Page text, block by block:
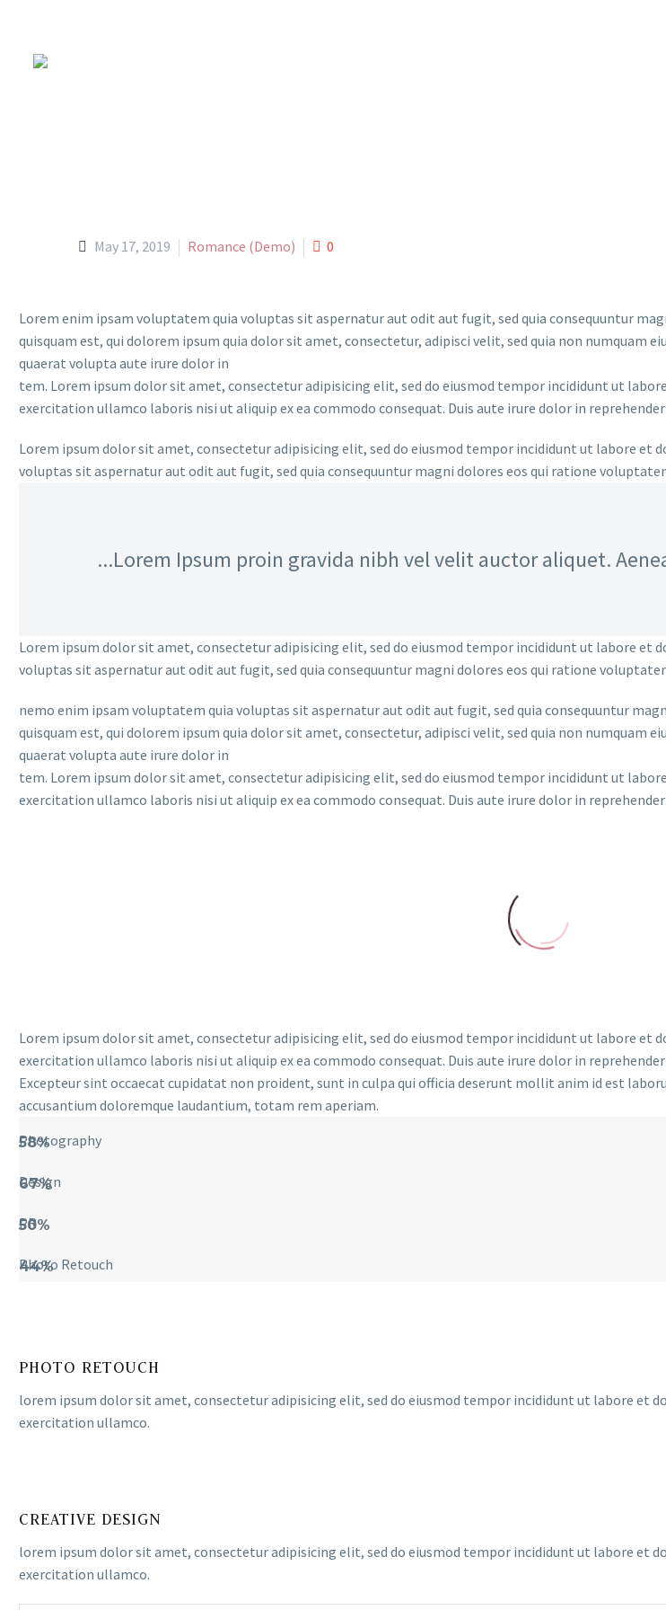
fashion
May 17, 2019 Romance (Demo) 0
Lorem enim ipsam voluptatem quia voluptas sit aspernatur aut odit aut fugit, sed quia consequuntur
quisquam est, qui dolorem ipsum quia dolor sit amet, consectetur, adipisci velit, sed quia non numquam
quaerat volupta aute irure dolor in
tem. Lorem ipsum dolor sit amet, consectetur adipisicing elit, sed do eiusmod tempor incididunt ut
exercitation ullamco laboris nisi ut aliquip ex ea commodo consequat. Duis aute irure dolor in
Lorem ipsum dolor sit amet, consectetur adipisicing elit, sed do eiusmod tempor incididunt ut labore et
voluptas sit aspernatur aut odit aut fugit, sed quia consequuntur magni dolores eos qui ratione
...Lorem Ipsum proin gravida nibh vel velit auctor aliquet.
Lorem ipsum dolor sit amet, consectetur adipisicing elit, sed do eiusmod tempor incididunt ut labore et
voluptas sit aspernatur aut odit aut fugit, sed quia consequuntur magni dolores eos qui ratione
nemo enim ipsam voluptatem quia voluptas sit aspernatur aut odit aut fugit, sed quia consequuntur
quisquam est, qui dolorem ipsum quia dolor sit amet, consectetur, adipisci velit, sed quia non numquam
quaerat volupta aute irure dolor in
tem. Lorem ipsum dolor sit amet, consectetur adipisicing elit, sed do eiusmod tempor incididunt ut
exercitation ullamco laboris nisi ut aliquip ex ea commodo consequat. Duis aute irure dolor in
Lorem ipsum dolor sit amet, consectetur adipisicing elit, sed do eiusmod tempor incididunt ut labore et
exercitation ullamco laboris nisi ut aliquip ex ea commodo consequat. Duis aute irure dolor in
Excepteur sint occaecat cupidatat non proident, sunt in culpa qui officia deserunt mollit anim id est
accusantium doloremque laudantium, totam rem aperiam.
Photography
58%
Design
67%
PR
50%
Photo Retouch
44%
PHOTO RETOUCH
lorem ipsum dolor sit amet, consectetur adipisicing elit, sed do eiusmod tempor incididunt ut labore et
exercitation ullamco.
CREATIVE DESIGN
lorem ipsum dolor sit amet, consectetur adipisicing elit, sed do eiusmod tempor incididunt ut labore et
exercitation ullamco.